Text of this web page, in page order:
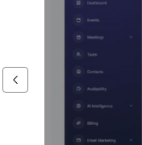
te
geven